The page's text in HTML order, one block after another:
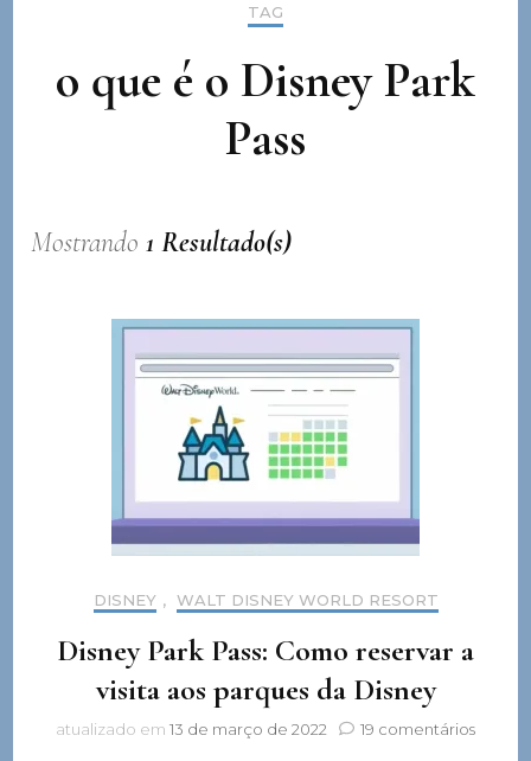
TAG
o que é o Disney Park
Pass
Mostrando1 Resultado(s)
DISNEY , WALT DISNEY WORLD RESORT
Disney Park Pass: Como reservar a
visita aos parques da Disney
atualizado em 13 de março de 2022 19 comentáriosem